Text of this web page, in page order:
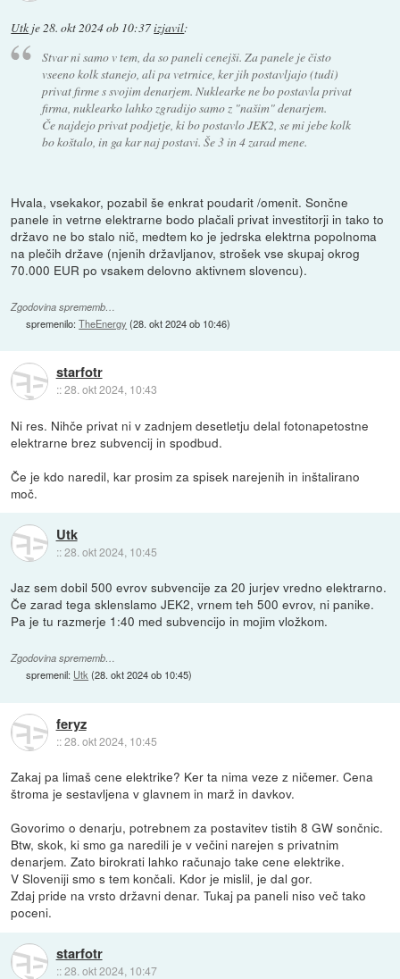
Utk je 28. okt 2024 ob 10:37izjavil:
Stvar ni samo v tem, da so paneli cenejši. Za panele je čisto
vseeno kolk stanejo, ali pa vetrnice, ker jih postavljajo (tudi)
privat firme s svojim denarjem. Nuklearke ne bo postavla privat
firma, nuklearko lahko zgradijo samo z "našim" denarjem.
Če najdejo privat podjetje, ki bo postavlo JEK2, se mi jebe kolk
bo koštalo, in ga kar naj postavi. Še 3 in 4 zarad mene.
Hvala, vsekakor, pozabil še enkrat poudarit /omenit. Sončne
panele in vetrne elektrarne bodo plačali privat investitorji in tako to
državo ne bo stalo nič, medtem ko je jedrska elektrna popolnoma
na plečih države (njenih državljanov, strošek vse skupaj okrog
70.000 EUR po vsakem delovno aktivnem slovencu).
Zgodovina sprememb…
spremenilo:TheEnergy (28. okt 2024 ob 10:46)
starfotr
::28. okt 2024, 10:43
Ni res. Nihče privat ni v zadnjem desetletju delal fotonapetostne
elektrarne brez subvencij in spodbud.
Če je kdo naredil, kar prosim za spisek narejenih in inštalirano
moč.
Utk
::28. okt 2024, 10:45
Jaz sem dobil 500 evrov subvencije za 20 jurjev vredno elektrarno.
Če zarad tega sklenslamo JEK2, vrnem teh 500 evrov, ni panike.
Pa je tu razmerje 1:40 med subvencijo in mojim vložkom.
Zgodovina sprememb…
spremenil: Utk(28. okt 2024 ob 10:45)
feryz
::28. okt 2024, 10:45
Zakaj pa limaš cene elektrike? Ker ta nima veze z ničemer. Cena
štroma je sestavljena v glavnem in marž in davkov.
Govorimo o denarju, potrebnem za postavitev tistih 8 GW sončnic.
Btw, skok, ki smo ga naredili je v večini narejen s privatnim
denarjem. Zato birokrati lahko računajo take cene elektrike.
V Sloveniji smo s tem končali. Kdor je mislil, je dal gor.
Zdaj pride na vrsto državni denar. Tukaj pa paneli niso več tako
poceni.
starfotr
::28. okt 2024, 10:47